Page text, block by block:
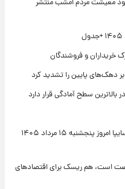
معیشت مردم امشب منتشر
خریداران و فروشندگان
دهک‌های پایین را تشدید کرد
سطح آمادگی قرار دارد
تغییر تند قیمت محصولات ایران‌خودرو و سایپا امروز پنجشنبه ۱۵ مرداد ۱۴۰۵
است، هم ریسک برای اقتصادهای